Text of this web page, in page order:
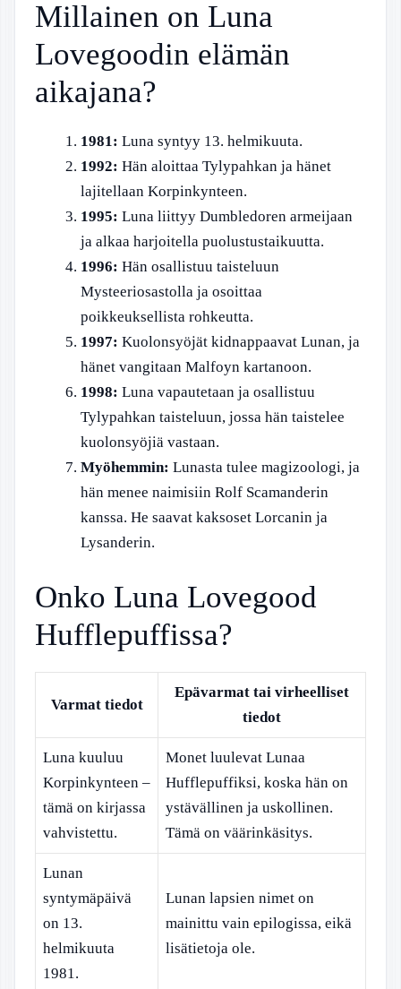
Millainen on Luna
Lovegoodin elämän
aikajana?
1981: Luna syntyy 13. helmikuuta.
1992: Hän aloittaa Tylypahkan ja hänet
lajitellaan Korpinkynteen.
1995: Luna liittyy Dumbledoren armeijaan
ja alkaa harjoitella puolustustaikuutta.
1996: Hän osallistuu taisteluun
Mysteeriosastolla ja osoittaa
poikkeuksellista rohkeutta.
1997: Kuolonsyöjät kidnappaavat Lunan, ja
hänet vangitaan Malfoyn kartanoon.
1998: Luna vapautetaan ja osallistuu
Tylypahkan taisteluun, jossa hän taistelee
kuolonsyöjiä vastaan.
Myöhemmin: Lunasta tulee magizoologi, ja
hän menee naimisiin Rolf Scamanderin
kanssa. He saavat kaksoset Lorcanin ja
Lysanderin.
Onko Luna Lovegood
Hufflepuffissa?
Varmat tiedot
Epävarmat tai virheelliset
tiedot
Luna kuuluu
Korpinkynteen –
tämä on kirjassa
vahvistettu.
Monet luulevat Lunaa
Hufflepuffiksi, koska hän on
ystävällinen ja uskollinen.
Tämä on väärinkäsitys.
Lunan
syntymäpäivä
on 13.
helmikuuta
1981.
Lunan lapsien nimet on
mainittu vain epilogissa, eikä
lisätietoja ole.